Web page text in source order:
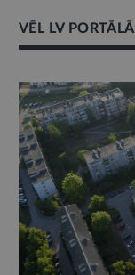
VĒL LV PORTĀLĀ